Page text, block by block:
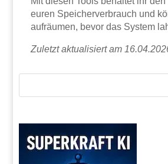
euren Speicherverbrauch und
aufräumen, bevor das System
Zuletzt aktualisiert am